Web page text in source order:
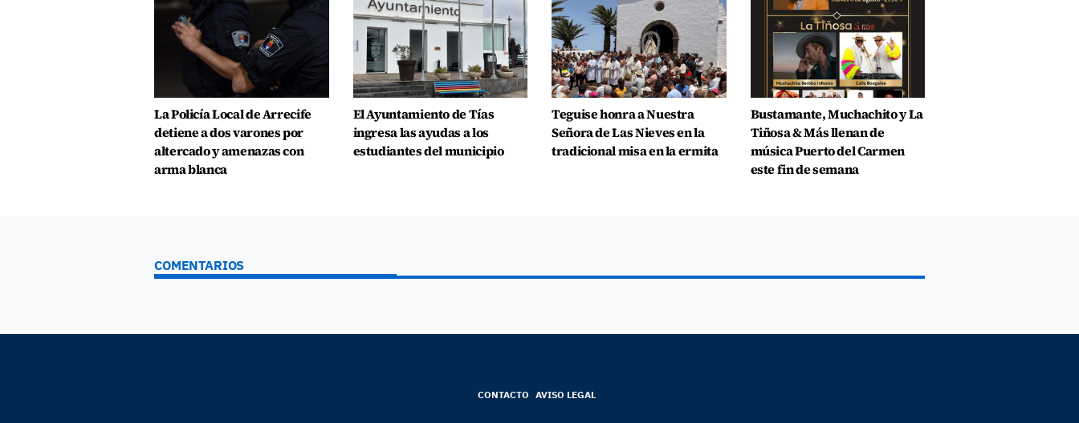
La Policía Local de Arrecife
detiene a dos varones por
altercado y amenazas con
arma blanca
El Ayuntamiento de Tías
ingresa las ayudas a los
estudiantes del municipio
Teguise honra a Nuestra
Señora de Las Nieves en la
tradicional misa en la ermita
Bustamante, Muchachito y La
Tiñosa & Más llenan de
música Puerto del Carmen
este fin de semana
COMENTARIOS
CONTACTO AVISO LEGAL